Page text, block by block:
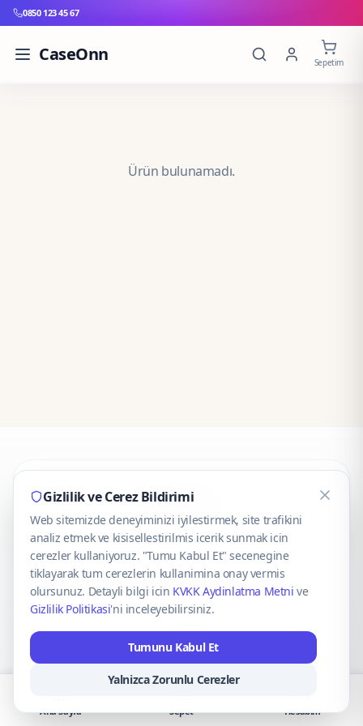
0850 123 45 67
CaseOnn Sepetim
Ürün bulunamadı.
CaseOnn
© 2025 CaseOnn. Tüm hakları saklıdır.
VISA Mastercard
Gizlilik ve Cerez Bildirimi
Web sitemizde deneyiminizi iyilestirmek, site trafikini
analiz etmek ve kisisellestirilmis icerik sunmak icin
cerezler kullaniyoruz. "Tumu Kabul Et" secenegine
tiklayarak tum cerezlerin kullanimina onay vermis
olursunuz. Detayli bilgi icin KVKK Aydinlatma Metni ve
Gizlilik Politikasi'ni inceleyebilirsiniz.
Tumunu Kabul Et
Yalnizca Zorunlu Cerezler
Ana Sayfa Sepet Hesabım